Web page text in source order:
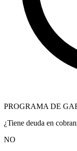
PROGRAMA DE
¿Tiene deuda en
NO